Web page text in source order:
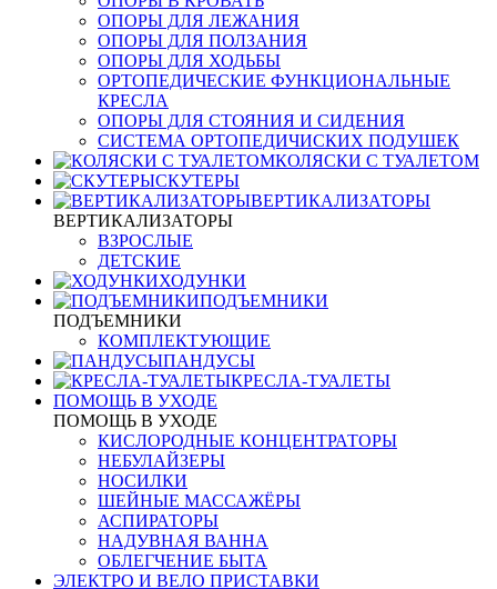
ОПОРЫ ДЛЯ ЛЕЖАНИЯ
ОПОРЫ ДЛЯ ПОЛЗАНИЯ
ОПОРЫ ДЛЯ ХОДЬБЫ
ОРТОПЕДИЧЕСКИЕ ФУНКЦИОНАЛЬНЫЕ
КРЕСЛА
ОПОРЫ ДЛЯ СТОЯНИЯ И СИДЕНИЯ
СИСТЕМА ОРТОПЕДИЧИСКИХ ПОДУШЕК
КОЛЯСКИ С ТУАЛЕТОМ
СКУТЕРЫ
ВЕРТИКАЛИЗАТОРЫ
ВЕРТИКАЛИЗАТОРЫ
ВЗРОСЛЫЕ
ДЕТСКИЕ
ХОДУНКИ
ПОДЪЕМНИКИ
ПОДЪЕМНИКИ
КОМПЛЕКТУЮЩИЕ
ПАНДУСЫ
КРЕСЛА-ТУАЛЕТЫ
ПОМОЩЬ В УХОДЕ
ПОМОЩЬ В УХОДЕ
КИСЛОРОДНЫЕ КОНЦЕНТРАТОРЫ
НЕБУЛАЙЗЕРЫ
НОСИЛКИ
ШЕЙНЫЕ МАССАЖЁРЫ
АСПИРАТОРЫ
НАДУВНАЯ ВАННА
ОБЛЕГЧЕНИЕ БЫТА
ЭЛЕКТРО И ВЕЛО ПРИСТАВКИ